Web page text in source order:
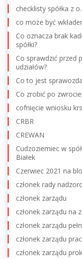
checklisty spółka z
co może być
Co oznacza brak
spółki?
Co sprawdzić przed
udziałów?
Co to jest
Co zrobić po
cofnięcie wniosku krs
CRBR
CREWAN
Cudzoziemiec w
Białek
Czerwiec 2021 na
członek rady
członek zarządu
członek zarządu na
członek zarządu
członek zarządu
członek zarządu